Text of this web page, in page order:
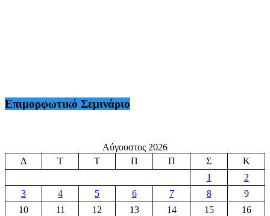
Επιμορφωτικό Σεμινάριο
Αύγουστος 2026
Δ
Τ Τ Π Π Σ
Κ
1
2
3
4 5 6 7 8
9
10
11 12 13 14 15
16